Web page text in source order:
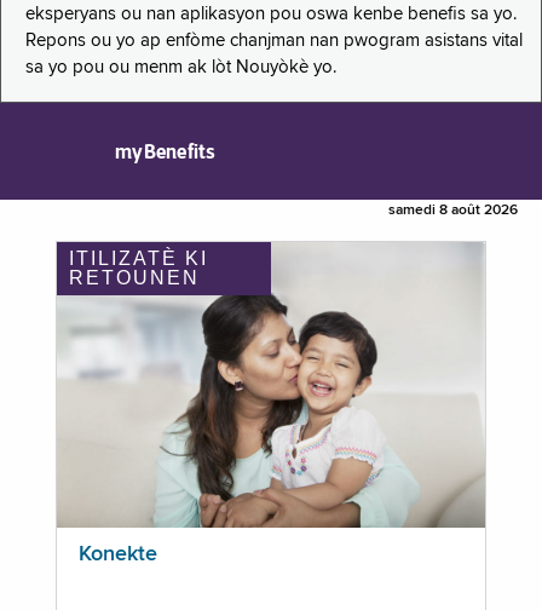
eksperyans ou nan aplikasyon pou oswa kenbe benefis sa yo.
Repons ou yo ap enfòme chanjman nan pwogram asistans vital
sa yo pou ou menm ak lòt Nouyòkè yo.
myBenefits
samedi 8 août 2026
ITILIZATÈ KI
RETOUNEN
Konekte